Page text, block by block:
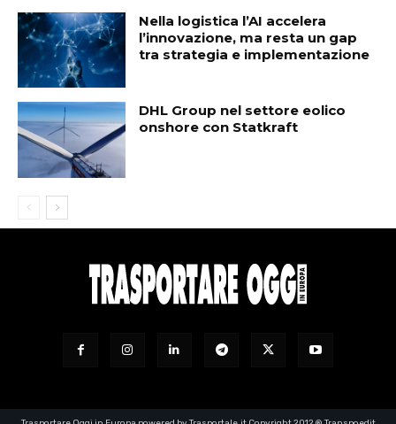
Nella logistica l’AI accelera
l’innovazione, ma resta un gap
tra strategia e implementazione
DHL Group nel settore eolico
onshore con Statkraft